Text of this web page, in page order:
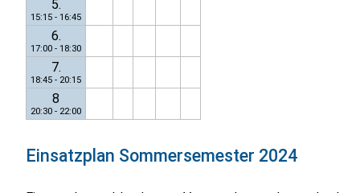
5.
15:15 - 16:45
6.
17:00 - 18:30
7.
18:45 - 20:15
8
20:30 - 22:00
Einsatzplan Sommersemester 2024